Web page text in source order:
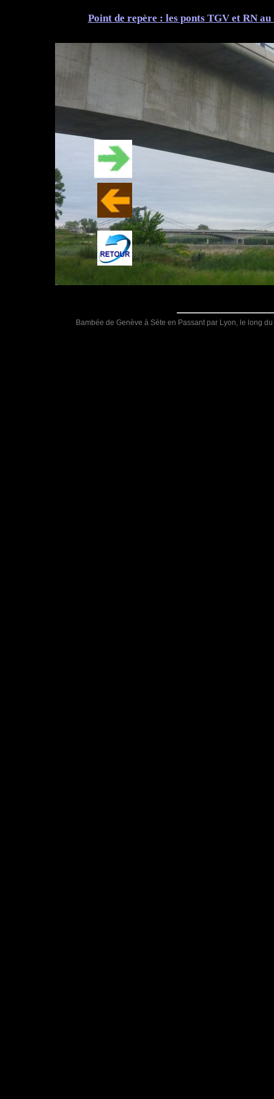
Point de repère : les ponts TGV et RN au
Bambée de Genève à Sète en Passant par Lyon, le long